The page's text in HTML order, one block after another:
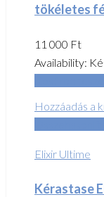
tökéletes
11 000 Ft
Availability:
Hozzáadás a
Elixir Ultime
Kérastase